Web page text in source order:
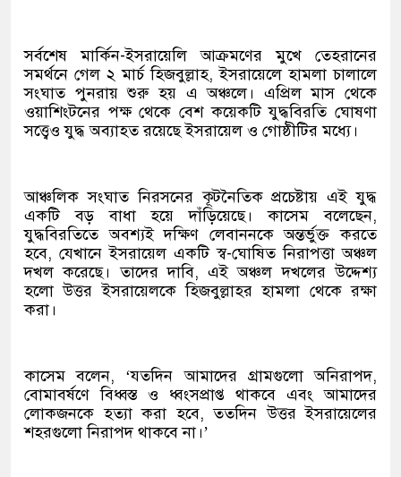
সর্বশেষ মার্কিন-ইসরায়েলি আক্রমণের মুখে তেহরানের
সমর্থনে গেল ২ মার্চ হিজবুল্লাহ, ইসরায়েলে হামলা চালালে
সংঘাত পুনরায় শুরু হয় এ অঞ্চলে। এপ্রিল মাস থেকে
ওয়াশিংটনের পক্ষ থেকে বেশ কয়েকটি যুদ্ধবিরতি ঘোষণা
সত্ত্বেও যুদ্ধ অব্যাহত রয়েছে ইসরায়েল ও গোষ্ঠীটির মধ্যে।
আঞ্চলিক সংঘাত নিরসনের কূটনৈতিক প্রচেষ্টায় এই যুদ্ধ
একটি বড় বাধা হয়ে দাঁড়িয়েছে। কাসেম বলেছেন,
যুদ্ধবিরতিতে অবশ্যই দক্ষিণ লেবাননকে অন্তর্ভুক্ত করতে
হবে, যেখানে ইসরায়েল একটি স্ব-ঘোষিত নিরাপত্তা অঞ্চল
দখল করেছে। তাদের দাবি, এই অঞ্চল দখলের উদ্দেশ্য
হলো উত্তর ইসরায়েলকে হিজবুল্লাহর হামলা থেকে রক্ষা
করা।
কাসেম বলেন, ‘যতদিন আমাদের গ্রামগুলো অনিরাপদ,
বোমাবর্ষণে বিধ্বস্ত ও ধ্বংসপ্রাপ্ত থাকবে এবং আমাদের
লোকজনকে হত্যা করা হবে, ততদিন উত্তর ইসরায়েলের
শহরগুলো নিরাপদ থাকবে না।’